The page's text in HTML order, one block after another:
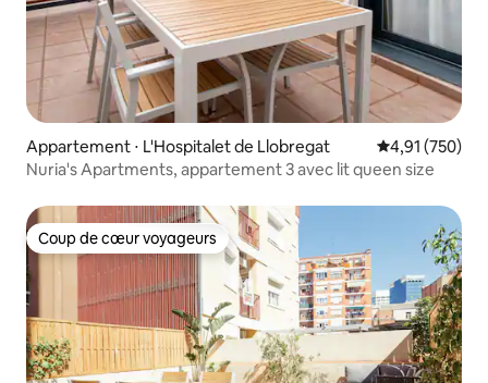
Appartement ⋅ L'Hospitalet de Llobregat Évaluation
4,91 (750)
Nuria's Apartments, appartement 3 avec lit queen size
Coup de cœur voyageurs
Coup de cœur voyageurs